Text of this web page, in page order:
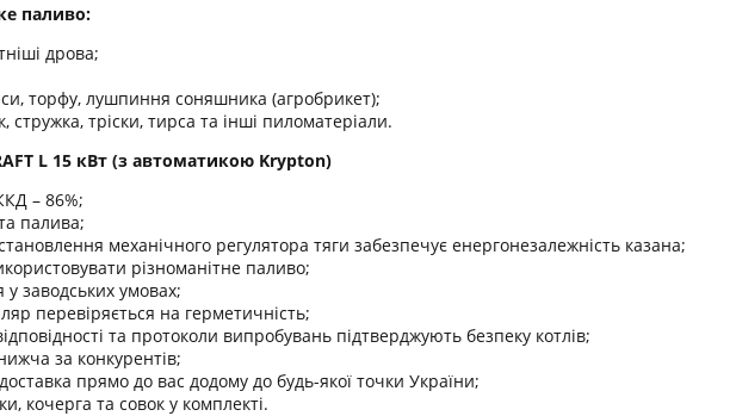
паливо:
дрова;
торфу, лушпиння соняшника (агробрикет);
тріски, тирса та інші пиломатеріали.
L 15 кВт (з автоматикою Krypton)
– 86%;
палива;
механічного регулятора тяги забезпечує енергонезалежність казана;
різноманітне паливо;
заводських умовах;
перевіряється на герметичність;
та протоколи випробувань підтверджують безпеку котлів;
за конкурентів;
прямо до вас додому до будь-якої точки України;
кочерга та совок у комплекті.